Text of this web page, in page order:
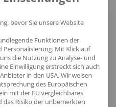
bevor Sie unsere Website
Funktionen der
Personalisierung. Mit Klick auf
die Nutzung zu Analyse- und
Einwilligung erstreckt sich auch
in den USA. Wir weisen
des Europäischen
mit der EU vergleichbares
Risiko der unbemerkten